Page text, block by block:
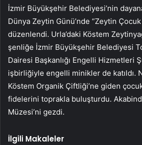
İzmir Büyükşehir Belediyesi’nin
Dünya Zeytin Günü’nde “Zeytin
düzenlendi. Urla’daki Köstem
şenliğe İzmir Büyükşehir Belediyesi
Dairesi Başkanlığı Engelli Hizmetleri
işbirliğiyle engelli minikler de katıldı.
Köstem Organik Çiftliği’ne giden
fidelerini toprakla buluşturdu.
Müzesi’ni gezdi.
İlgili Makaleler